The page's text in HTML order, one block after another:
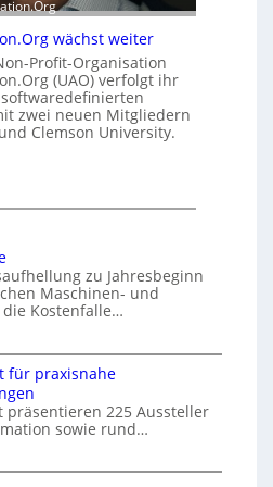
wächst weiter
Profit-Organisation
(UAO) verfolgt ihr
zwei neuen Mitgliedern
Clemson University.
zu Jahresbeginn
Maschinen- und
Kostenfalle…
für praxisnahe
präsentieren 225 Aussteller
sowie rund…